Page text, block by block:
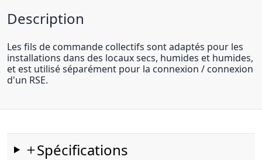
Description
Les fils de commande collectifs sont adaptés pour les
installations dans des locaux secs, humides et humides,
et est utilisé séparément pour la connexion / connexion
d'un RSE.
Spécifications